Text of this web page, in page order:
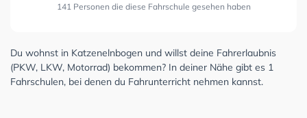
141 Personen die diese Fahrschule gesehen haben
Du wohnst in Katzenelnbogen und willst deine Fahrerlaubnis
(PKW, LKW, Motorrad) bekommen? In deiner Nähe gibt es 1
Fahrschulen, bei denen du Fahrunterricht nehmen kannst.